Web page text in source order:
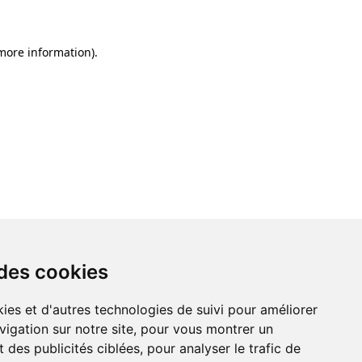
cookies
et d'autres technologies de suivi pour améliorer
sur notre site, pour vous montrer un
des publicités ciblées, pour analyser le trafic de
information).